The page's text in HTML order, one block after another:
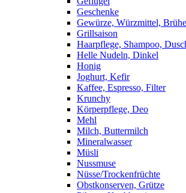
Geschenke
Gewürze, Würzmittel, Brühe
Grillsaison
Haarpflege, Shampoo,
Helle Nudeln, Dinkel
Honig
Joghurt, Kefir
Kaffee, Espresso, Filter
Krunchy
Körperpflege, Deo
Mehl
Milch, Buttermilch
Mineralwasser
Müsli
Nussmuse
Nüsse/Trockenfrüchte
Obstkonserven, Grütze